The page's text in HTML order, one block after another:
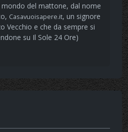
del mattone, dal nome
Casavuoisapere.it, un signore
Vecchio e che da sempre si
su Il Sole 24 Ore)